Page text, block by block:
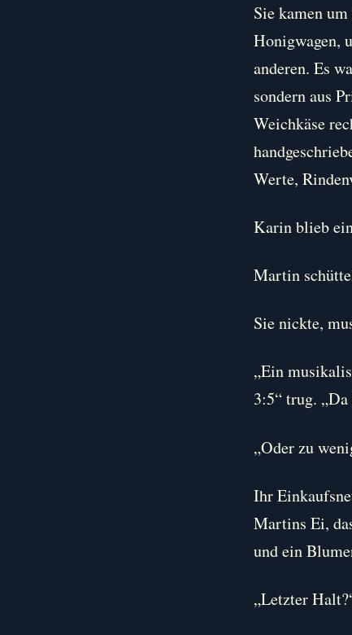
Sie kamen
Honigwagen,
anderen. Es
sondern aus
Weichkäse
Werte,
Karin blieb
Martin
Sie nickte,
„Ein
3:5“ trug.
„Oder zu
Ihr
Martins Ei,
und ein
„Letzter